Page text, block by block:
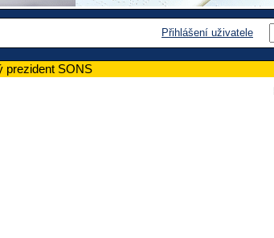
Přihlášení uživatele
prezident SONS